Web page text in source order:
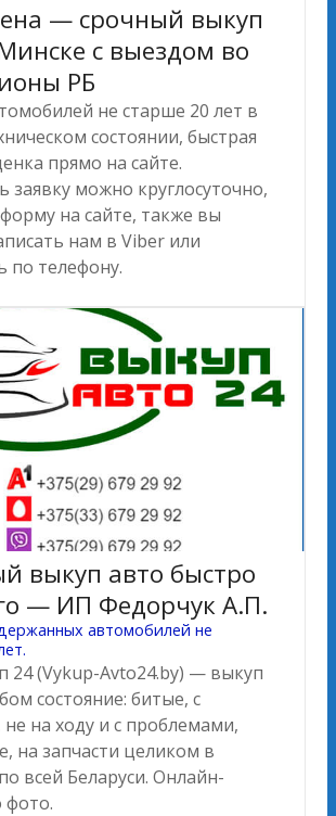
— срочный выкуп
с выездом во
РБ
не старше 20 лет в
состоянии, быстрая
прямо на сайте.
заявку можно круглосуточно,
на сайте, также вы
нам в Viber или
по телефону.
выкуп авто быстро
— ИП Федорчук А.П.
автомобилей не
24 (Vykup-Avto24.by) — выкуп
состояние: битые, с
на ходу и с проблемами,
на запчасти целиком в
всей Беларуси. Онлайн-
фото.